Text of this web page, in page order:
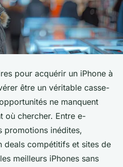
pour acquérir un iPhone à
être un véritable casse-
ne manquent
où chercher. Entre e-
promotions inédites,
deals compétitifs et sites de
meilleurs iPhones sans